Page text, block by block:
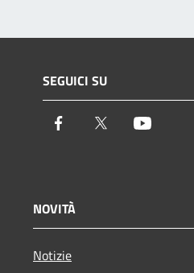
SEGUICI SU
Facebook Twitter
NOVITÀ
Notizie